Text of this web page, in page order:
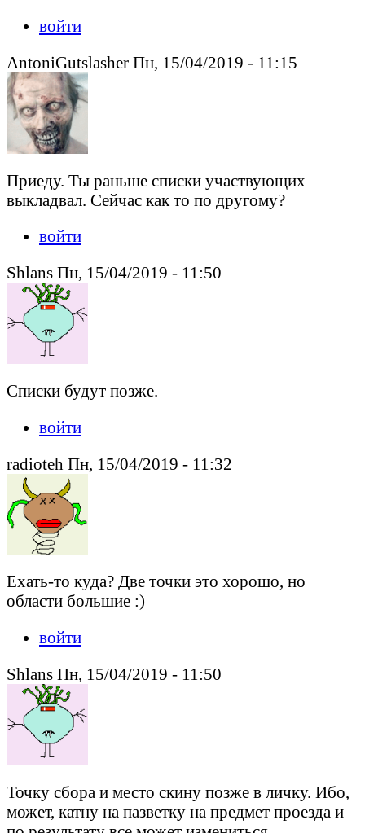
войти
AntoniGutslasher Пн, 15/04/2019 - 11:15
Приеду. Ты раньше списки участвующих
выкладвал. Сейчас как то по другому?
войти
Shlans Пн, 15/04/2019 - 11:50
Списки будут позже.
войти
radioteh Пн, 15/04/2019 - 11:32
Ехать-то куда? Две точки это хорошо, но
области большие :)
войти
Shlans Пн, 15/04/2019 - 11:50
Точку сбора и место скину позже в личку. Ибо,
может, катну на пазветку на предмет проезда и